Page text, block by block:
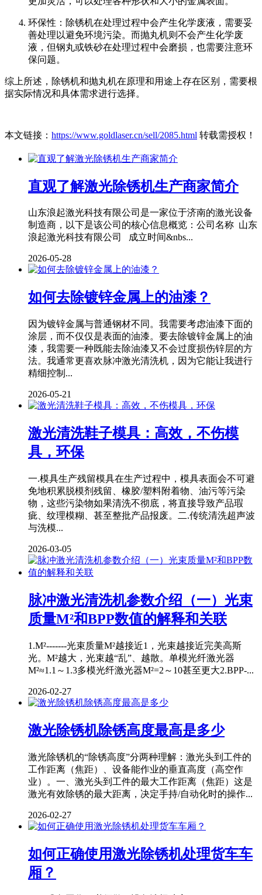
环保性：除锈机在处理过程中会产生化学废液，需要妥
善处理以避免环境污染。而抛丸机则不会产生化学废
液，但钢丸或铁砂在处理过程中会磨损，也需要注意环
保问题。
综上所述，除锈机和抛丸机在原理和用途上存在区别，需要根
据实际情况和具体需求进行选择。
本文链接： https://www.goldlaser.cn/sell/2085.html 转载需授权！
直观了解激光除锈机生产商家简介
山东浪起激光科技有限公司是一家位于济南的激光设备
制造商，以下是该公司的核心信息概览：公司名称 山东
浪起激光科技有限公司 成立时间&nbs...
2026-05-28
如何去除镀锌金属上的油漆？
因为镀锌金属与普通钢材不同。我需要考虑油漆下面的
涂层，而不仅仅是表面的油漆。要去除镀锌金属上的油
漆，我需要一种既能去除油漆又不会过度损伤锌层的方
法。我通常更喜欢脉冲激光清洗机，因为它能让我进行
精细控制...
2026-05-21
激光清洗鞋子模具：高效，不伤模
具，环保
一.模具生产残留模具在生产过程中，模具表面会不可避
免地积累脱模剂残留、橡胶/塑料附着物、油污等污染
物，这些污染物如果清洗不彻底，将直接导致产品瑕
疵、纹理模糊、甚至整批产品报废。二.传统清洗超声波
与洗模...
2026-03-05
脉冲激光清洗机参数介绍（一）光束
质量M²和BPP数值的解释和关联
1.M²-------光束质量M²越接近1，光束越接近完美高斯
光。M²越大，光束越“乱”、越散。单模光纤激光器
M²≈1.1～1.3多模光纤激光器M²=2～10甚至更大2.BPP-...
2026-02-27
激光除锈机除锈高度最高是多少
激光除锈机的“除锈高度”分两种理解：激光头到工件的
工作距离（焦距）、设备能作业的垂直高度（高空作
业）。一、激光头到工件的最大工作距离（焦距）这是
激光有效除锈的最大距离，决定手持/自动化时的操作...
2026-02-27
如何正确使用激光除锈机处理货车车
厢？